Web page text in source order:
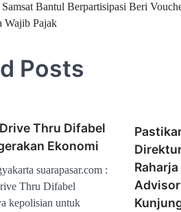
Samsat Bantul Berpartisipasi Beri
Wajib Pajak
Posts
Thru Difabel
Ekonomi
suarapasar.com :
Thru Difabel
kepolisian untuk